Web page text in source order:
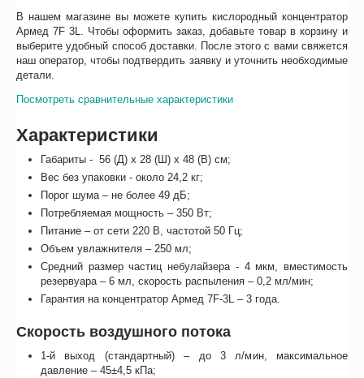
В нашем магазине вы можете купить кислородный концентратор
Армед 7F 3L. Чтобы оформить заказ, добавьте товар в корзину и
выберите удобный способ доставки. После этого с вами свяжется
наш оператор, чтобы подтвердить заявку и уточнить необходимые
детали.
Посмотреть сравнительные характеристики
Характеристики
Габариты - 56 (Д) х 28 (Ш) х 48 (В) см;
Вес без упаковки - около 24,2 кг;
Порог шума – не более 49 дБ;
Потребляемая мощность – 350 Вт;
Питание – от сети 220 В, частотой 50 Гц;
Объем увлажнителя – 250 мл;
Средний размер частиц небулайзера - 4 мкм, вместимость
резервуара – 6 мл, скорость распыления – 0,2 мл/мин;
Гарантия на концентратор Армед 7F-3L – 3 года.
Скорость воздушного потока
1-й выход (стандартный) – до 3 л/мин, максимальное
давление – 45±4,5 кПа;